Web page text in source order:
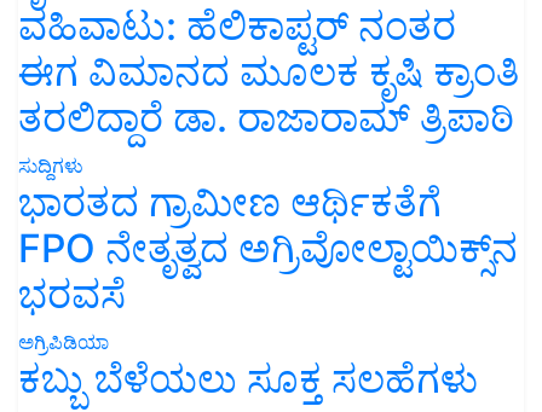
ವಹಿವಾಟು: ಹೆಲಿಕಾಪ್ಟರ್ ನಂತರ
ಈಗ ವಿಮಾನದ ಮೂಲಕ ಕೃಷಿ ಕ್ರಾಂತಿ
ತರಲಿದ್ದಾರೆ ಡಾ. ರಾಜಾರಾಮ್ ತ್ರಿಪಾಠಿ
ಸುದ್ದಿಗಳು
ಭಾರತದ ಗ್ರಾಮೀಣ ಆರ್ಥಿಕತೆಗೆ
FPO ನೇತೃತ್ವದ ಅಗ್ರಿವೋಲ್ಟಾಯಿಕ್ಸ್‌ನ
ಭರವಸೆ
ಅಗ್ರಿಪಿಡಿಯಾ
ಕಬ್ಬು ಬೆಳೆಯಲು ಸೂಕ್ತ ಸಲಹೆಗಳು